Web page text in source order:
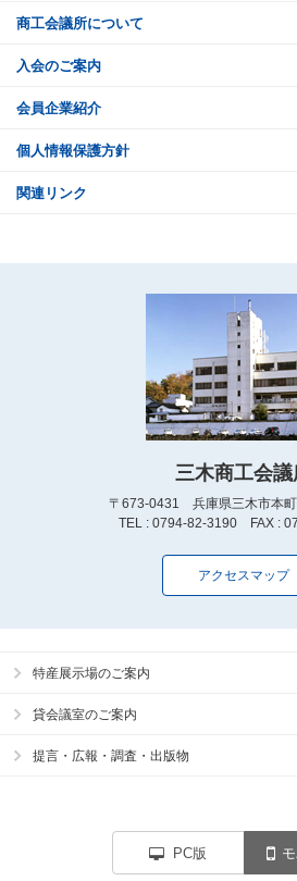
商工会議所について
入会のご案内
会員企業紹介
個人情報保護方針
関連リンク
三木商工会議
〒673-0431 兵庫県三木市本
TEL : 0794-82-3190 FAX :
アクセスマップ
特産展示場のご案内
貸会議室のご案内
提言・広報・調査・出版物
PC版